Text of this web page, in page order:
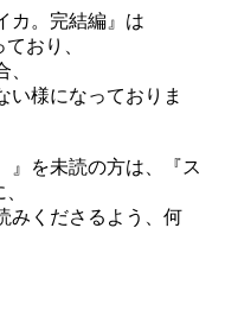
カ。完結編』は
おり、
様になっておりま
を未読の方は、『ス
くださるよう、何